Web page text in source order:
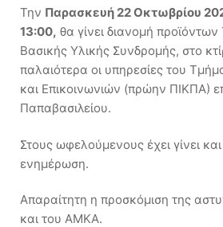
Την Παρασκευή 22 Οκτωβρίου
13:00, θα γίνει διανομή
Βασικής Υλικής Συνδρομής, στο
παλαιότερα οι υπηρεσίες του
και Επικοινωνιών (πρώην ΠΙΚΠΑ)
Παπαβασιλείου.
Στους ωφελούμενους έχει γίνει
ενημέρωση.
Απαραίτητη η προσκόμιση της
και του ΑΜΚΑ.